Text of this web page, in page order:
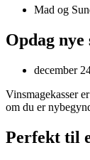
Mad og
Opdag nye
december
Vinsmagekasser
om du er
Perfekt til